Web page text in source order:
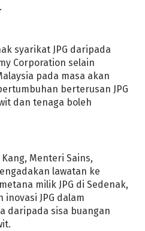
syarikat JPG daripada
Corporation selain
pada masa akan
berterusan JPG
dan tenaga boleh
Menteri Sains,
lawatan ke
milik JPG di Sedenak,
JPG dalam
daripada sisa buangan